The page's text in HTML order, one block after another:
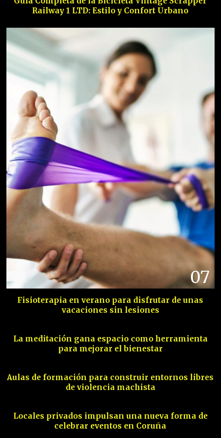
Railway 1 LTD: Estilo y Confort Urbano
07
Fisioterapia en verano para disfrutar de unas
vacaciones sin lesiones
La meditación gana espacio como herramienta
para mejorar el bienestar
Aulas de formación para construir entornos libres
de violencia machista
Locales privados impulsan una nueva forma de
celebrar eventos en Coruña